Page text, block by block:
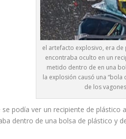
el artefacto explosivo, era de
encontraba oculto en un
metido dentro de en una
la explosión causó una “bola
de los
podía ver un recipiente de plástico
dentro de una bolsa de plástico y